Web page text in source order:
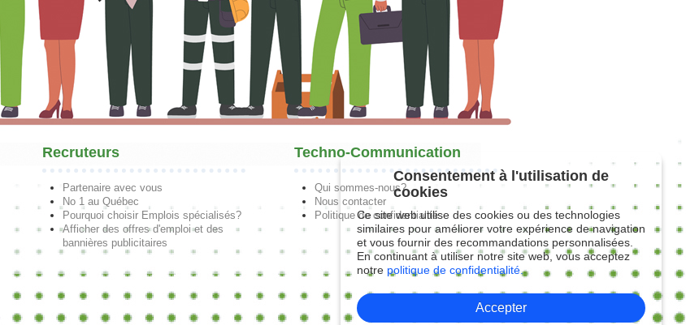
Recruteurs
Partenaire avec vous
No 1 au Québec
Pourquoi choisir Emplois spécialisés?
Afficher des offres d'emploi et des
bannières publicitaires
Techno-Communication
Qui sommes-nous?
Nous contacter
Politique de confidentialité
Consentement à l'utilisation de
cookies
Ce site web utilise des cookies ou des technologies
similaires pour améliorer votre expérience de navigation
et vous fournir des recommandations personnalisées.
En continuant à utiliser notre site web, vous acceptez
notre politique de confidentialité.
Accepter